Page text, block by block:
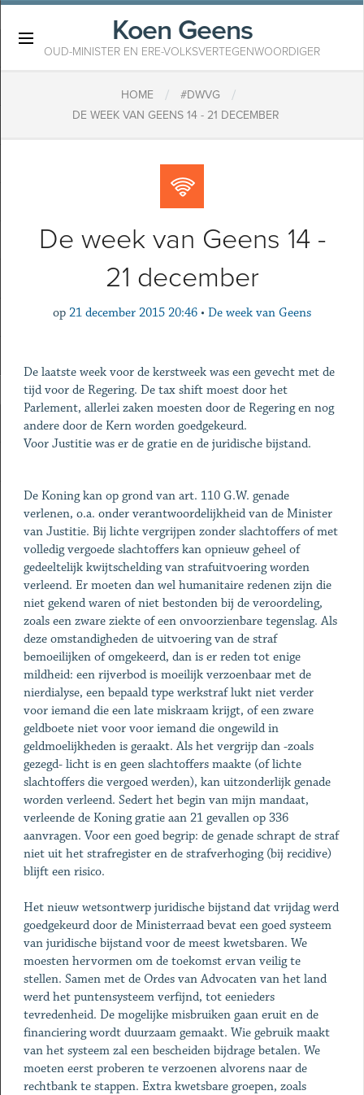
Koen Geens
OUD-MINISTER EN ERE-VOLKSVERTEGENWOORDIGER
HOME / #DWVG /
DE WEEK VAN GEENS 14 - 21 DECEMBER
De week van Geens 14 -
21 december
op 21 december 2015 20:46 • De week van Geens
De laatste week voor de kerstweek was een gevecht met de
tijd voor de Regering. De tax shift moest door het
Parlement, allerlei zaken moesten door de Regering en nog
andere door de Kern worden goedgekeurd.
Voor Justitie was er de gratie en de juridische bijstand.
De Koning kan op grond van art. 110 G.W. genade
verlenen, o.a. onder verantwoordelijkheid van de Minister
van Justitie. Bij lichte vergrijpen zonder slachtoffers of met
volledig vergoede slachtoffers kan opnieuw geheel of
gedeeltelijk kwijtschelding van strafuitvoering worden
verleend. Er moeten dan wel humanitaire redenen zijn die
niet gekend waren of niet bestonden bij de veroordeling,
zoals een zware ziekte of een onvoorzienbare tegenslag. Als
deze omstandigheden de uitvoering van de straf
bemoeilijken of omgekeerd, dan is er reden tot enige
mildheid: een rijverbod is moeilijk verzoenbaar met de
nierdialyse, een bepaald type werkstraf lukt niet verder
voor iemand die een late miskraam krijgt, of een zware
geldboete niet voor voor iemand die ongewild in
geldmoelijkheden is geraakt. Als het vergrijp dan -zoals
gezegd- licht is en geen slachtoffers maakte (of lichte
slachtoffers die vergoed werden), kan uitzonderlijk genade
worden verleend. Sedert het begin van mijn mandaat,
verleende de Koning gratie aan 21 gevallen op 336
aanvragen. Voor een goed begrip: de genade schrapt de straf
niet uit het strafregister en de strafverhoging (bij recidive)
blijft een risico.
Het nieuw wetsontwerp juridische bijstand dat vrijdag werd
goedgekeurd door de Ministerraad bevat een goed systeem
van juridische bijstand voor de meest kwetsbaren. We
moesten hervormen om de toekomst ervan veilig te
stellen. Samen met de Ordes van Advocaten van het land
werd het puntensysteem verfijnd, tot eenieders
tevredenheid. De mogelijke misbruiken gaan eruit en de
financiering wordt duurzaam gemaakt. Wie gebruik maakt
van het systeem zal een bescheiden bijdrage betalen. We
moeten eerst proberen te verzoenen alvorens naar de
rechtbank te stappen. Extra kwetsbare groepen, zoals